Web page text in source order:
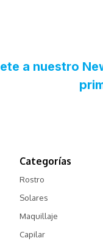
Categorías
Rostro
Solares
Maquillaje
Capilar